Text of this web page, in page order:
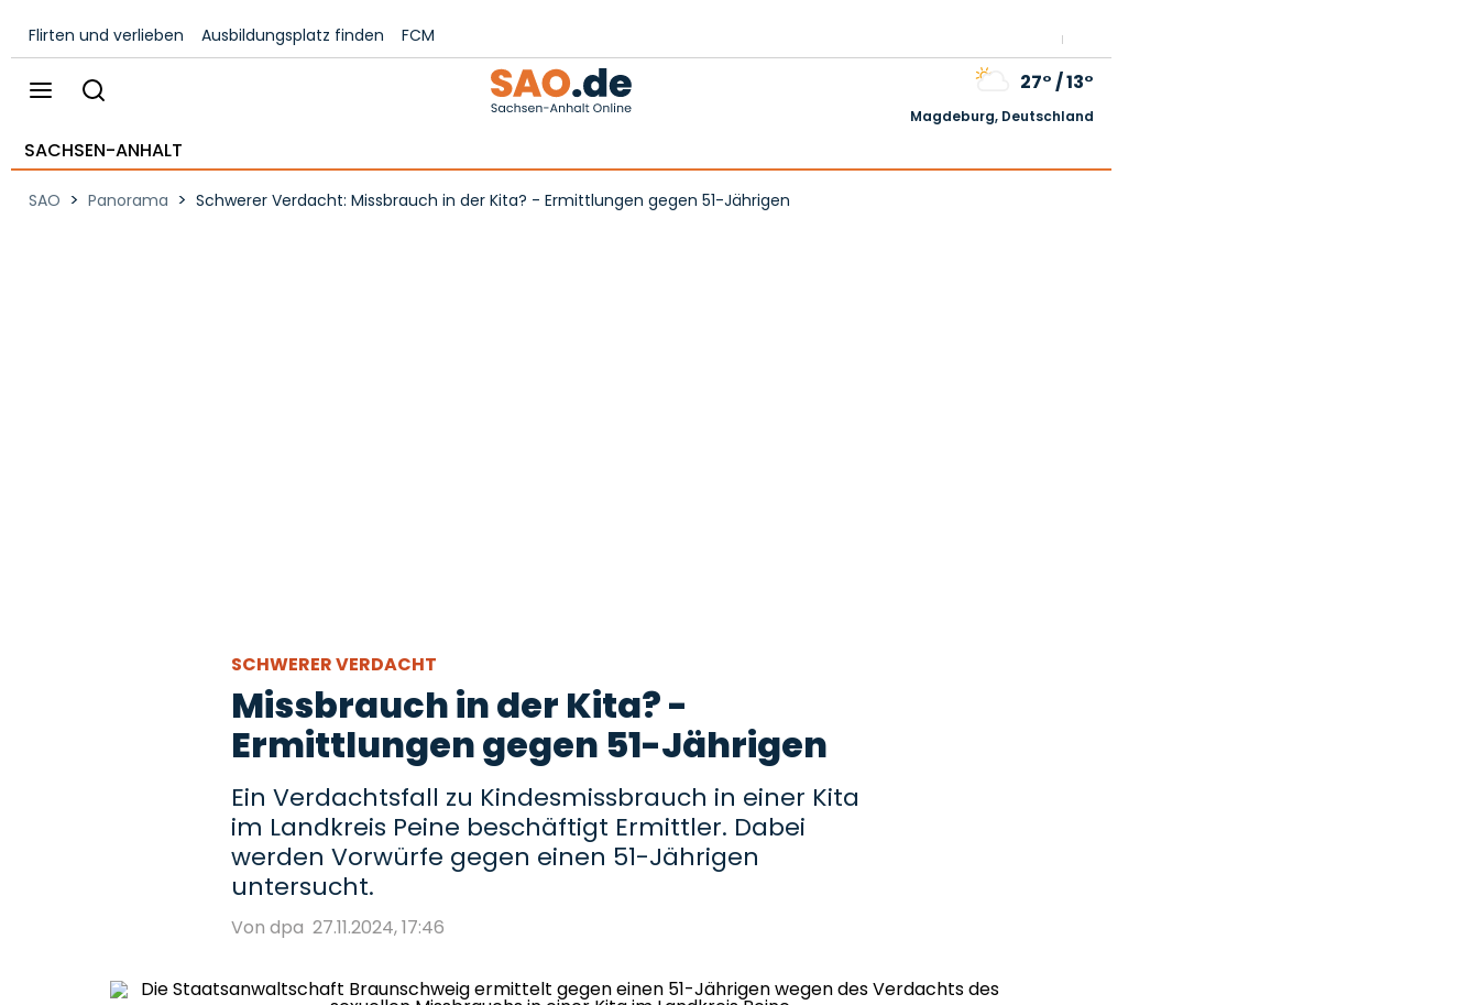
Flirten und verlieben Ausbildungsplatz finden FCM
27°/13°
Magdeburg, Deutschland
SACHSEN-ANHALT
SAO > Panorama > Schwerer Verdacht: Missbrauch in der Kita? - Ermittlungen gegen 51-Jährigen
SCHWERER VERDACHT
Missbrauch in der Kita? -
Ermittlungen gegen 51-Jährigen
Ein Verdachtsfall zu Kindesmissbrauch in einer Kita
im Landkreis Peine beschäftigt Ermittler. Dabei
werden Vorwürfe gegen einen 51-Jährigen
untersucht.
Von dpa 27.11.2024, 17:46